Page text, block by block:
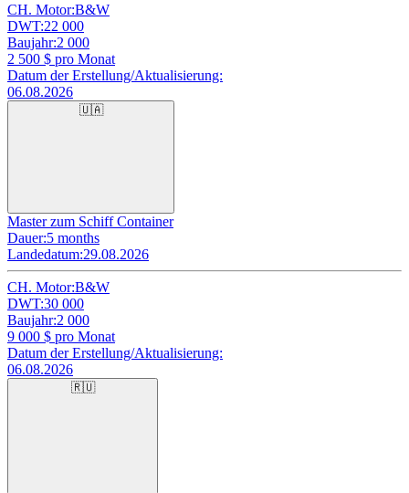
CH. Motor:B&W
DWT:22 000
Baujahr:2 000
2 500 $ pro Monat
Datum der Erstellung/Aktualisierung:
06.08.2026
🇺🇦
Master zum Schiff Container
Dauer:5 months
Landedatum:29.08.2026
CH. Motor:B&W
DWT:30 000
Baujahr:2 000
9 000 $ pro Monat
Datum der Erstellung/Aktualisierung:
06.08.2026
🇷🇺